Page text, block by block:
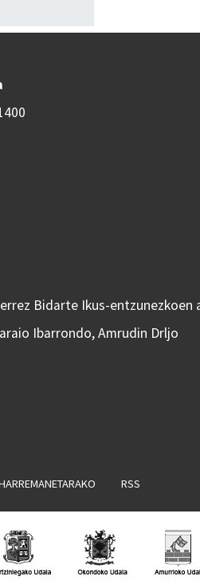
Bidarte Ikus-entzunezkoen
Ibarrondo, Amrudin Drljo
RSS